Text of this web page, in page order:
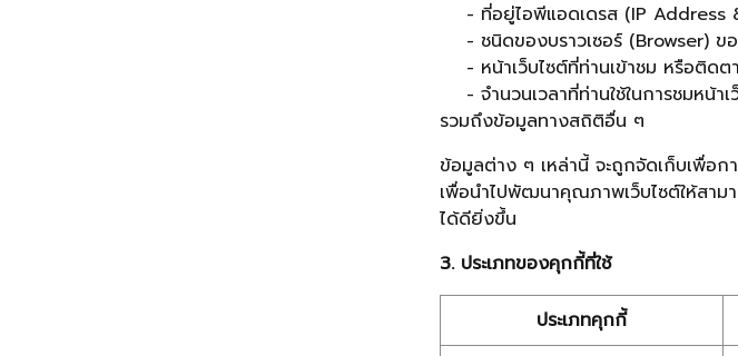
- ที่อยู่ไอพีแอดเดรส (IP Address
- ชนิดของบราวเซอร์ (Browser) ข
- หน้าเว็บไซต์ที่ท่านเข้าชม หรือติดตา
- จำนวนเวลาที่ท่านใช้ในการชมหน้า
รวมถึงข้อมูลทางสถิติอื่น ๆ
ข้อมูลต่าง ๆ เหล่านี้ จะถูกจัดเก็บเพื่อก
เพื่อนำไปพัฒนาคุณภาพเว็บไซต์ให้สาม
ได้ดียิ่งขึ้น
3. ประเภทของคุกกี้ที่ใช้
ประเภทคุกกี้